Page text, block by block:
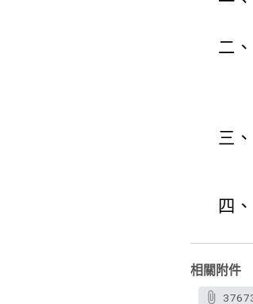
二、
三、
四、
相關附件